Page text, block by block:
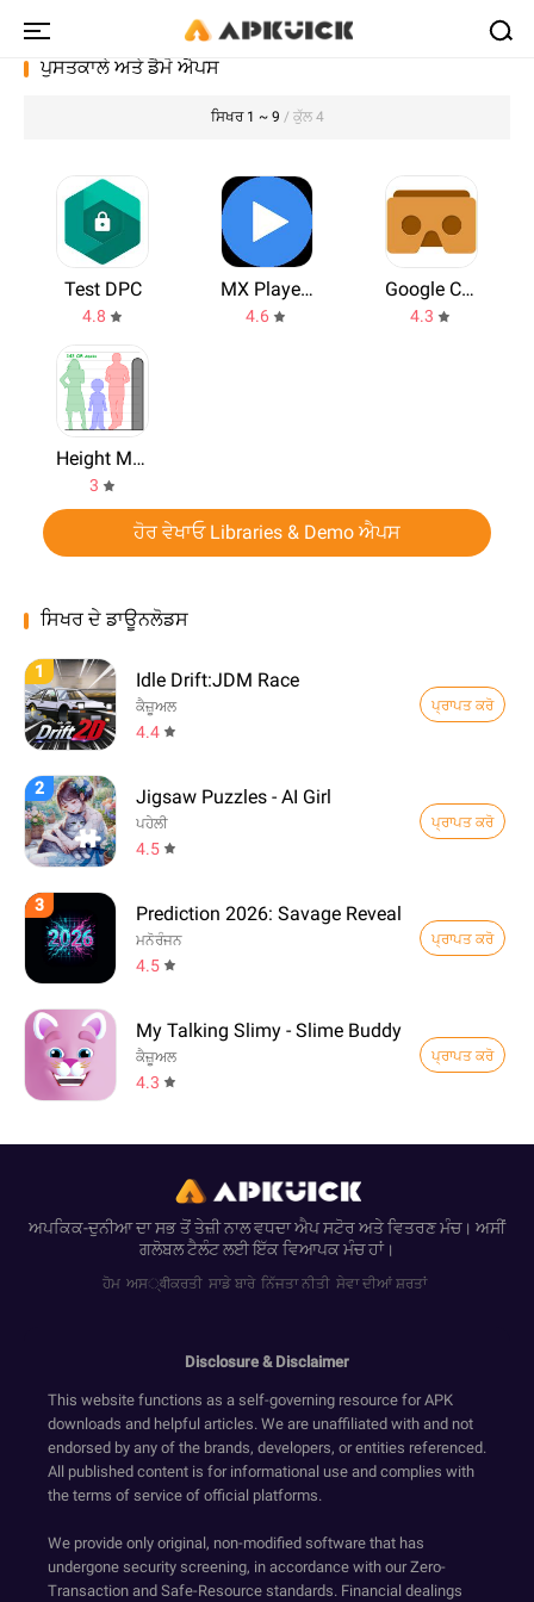
ਪੁਸਤਕਾਲੇ ਅਤੇ ਡੈਮੋ ਐਪਸ
ਸਿਖਰ 1 ~ 9 / ਕੁੱਲ 4
Test DPC
4.8
MX Player Codec
4.6
Google Cardboard
4.3
Height Measurement App
3
ਹੋਰ ਵੇਖਾਓ Libraries & Demo ਐਪਸ
ਸਿਖਰ ਦੇ ਡਾਊਨਲੋਡਸ
1 Idle Drift:JDM Race
ਕੈਜ਼ੂਅਲ
4.4
ਪ੍ਰਾਪਤ ਕਰੋ
2 Jigsaw Puzzles - AI Girl
ਪਹੇਲੀ
4.5
ਪ੍ਰਾਪਤ ਕਰੋ
3 Prediction 2026: Savage Reveal
ਮਨੋਰੰਜਨ
4.5
ਪ੍ਰਾਪਤ ਕਰੋ
My Talking Slimy - Slime Buddy
ਕੈਜ਼ੂਅਲ
4.3
ਪ੍ਰਾਪਤ ਕਰੋ
ਅਪਕਿਕ-ਦੁਨੀਆ ਦਾ ਸਭ ਤੋਂ ਤੇਜ਼ੀ ਨਾਲ ਵਧਦਾ ਐਪ ਸਟੋਰ ਅਤੇ ਵਿਤਰਣ ਮੰਚ। ਅਸੀਂ
ਗਲੋਬਲ ਟੈਲੰਟ ਲਈ ਇੱਕ ਵਿਆਪਕ ਮੰਚ ਹਾਂ।
ਹੋਮ ਅਸ्वीਕਰਤੀ ਸਾਡੇ ਬਾਰੇ ਨਿੱਜਤਾ ਨੀਤੀ ਸੇਵਾ ਦੀਆਂ ਸ਼ਰਤਾਂ
Disclosure & Disclaimer
This website functions as a self-governing resource for APK
downloads and helpful articles. We are unaffiliated with and not
endorsed by any of the brands, developers, or entities referenced.
All published content is for informational use and complies with
the terms of service of official platforms.
We provide only original, non-modified software that has
undergone security screening, in accordance with our Zero-
Transaction and Safe-Resource standards. Financial dealings